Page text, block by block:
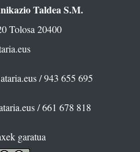
Taldea S.M.
Tolosa 20400
/ 943 655 695
/ 661 678 818
garatua